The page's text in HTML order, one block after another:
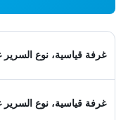
غرفة قياسية، نوع
غرفة قياسية، نوع